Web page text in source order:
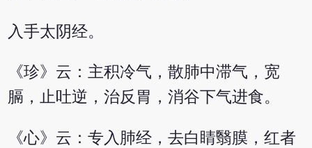
入手太阴经。
《珍》云：主积冷气，散肺中滞气，宽
膈，止吐逆，治反胃，消谷下气进食。
《心》云：专入肺经，去白睛翳膜，红者